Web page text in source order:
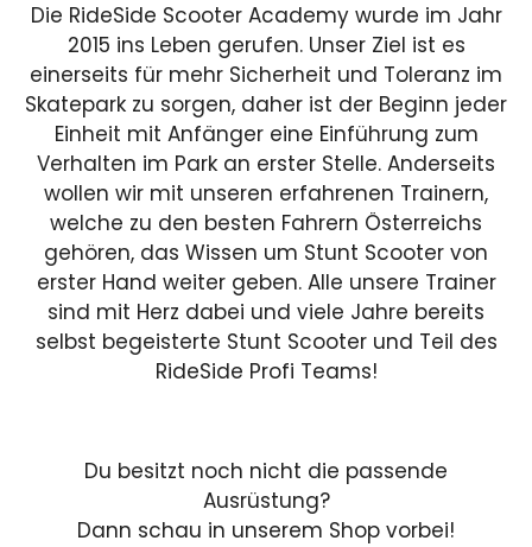
Die RideSide Scooter Academy wurde im Jahr
2015 ins Leben gerufen. Unser Ziel ist es
einerseits für mehr Sicherheit und Toleranz im
Skatepark zu sorgen, daher ist der Beginn jeder
Einheit mit Anfänger eine Einführung zum
Verhalten im Park an erster Stelle. Anderseits
wollen wir mit unseren erfahrenen Trainern,
welche zu den besten Fahrern Österreichs
gehören, das Wissen um Stunt Scooter von
erster Hand weiter geben. Alle unsere Trainer
sind mit Herz dabei und viele Jahre bereits
selbst begeisterte Stunt Scooter und Teil des
RideSide Profi Teams!
Du besitzt noch nicht die passende
Ausrüstung?
Dann schau in unserem Shop vorbei!